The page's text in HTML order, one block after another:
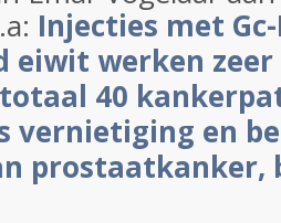
Injecties met
eiwit werken
40
vernietiging en
prostaatkanker,